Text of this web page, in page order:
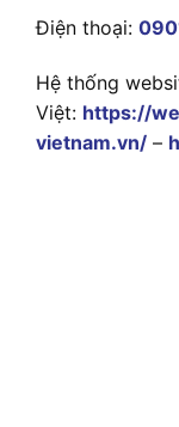
Điện thoại:
Hệ thống
Việt: https://
vietnam.vn/ –